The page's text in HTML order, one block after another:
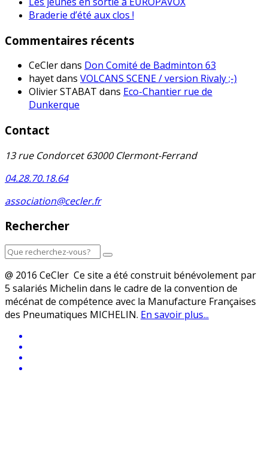
Braderie d’été aux clos !
Commentaires récents
CeClerdans Don Comité de Badminton 63
hayetdans VOLCANS SCENE / version Rivaly ;-)
Olivier STABAT dans Eco-Chantier rue de
Dunkerque
Contact
13 rue Condorcet 63000 Clermont-Ferrand
04.28.70.18.64
association@cecler.fr
Rechercher
@ 2016 CeCler Ce site a été construit bénévolement par
5 salariés Michelin dans le cadre de la convention de
mécénat de compétence avec la Manufacture Françaises
des Pneumatiques MICHELIN. En savoir plus...